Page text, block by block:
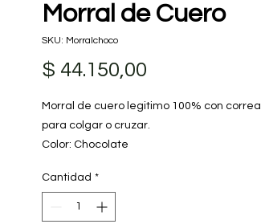
Morral de Cuero
SKU: Morralchoco
$ 44.150,00
Morral de cuero legitimo 100% con correa
para colgar o cruzar.
Color: Chocolate
Cantidad *